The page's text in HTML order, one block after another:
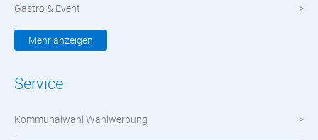
Gastro & Event
Kleidung & Textilien
meinOrt
Mehr anzeigen
Service
Kommunalwahl Wahlwerbung